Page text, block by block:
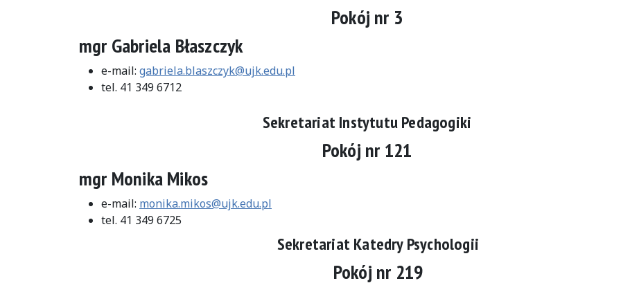
Pokój nr 3
mgr Gabriela Błaszczyk
e-mail: gabriela.blaszczyk@ujk.edu.pl
tel. 41 349 6712
Sekretariat Instytutu Pedagogiki
Pokój nr 121
mgr Monika Mikos
e-mail: monika.mikos@ujk.edu.pl
tel. 41 349 6725
Sekretariat Katedry Psychologii
Pokój nr 219